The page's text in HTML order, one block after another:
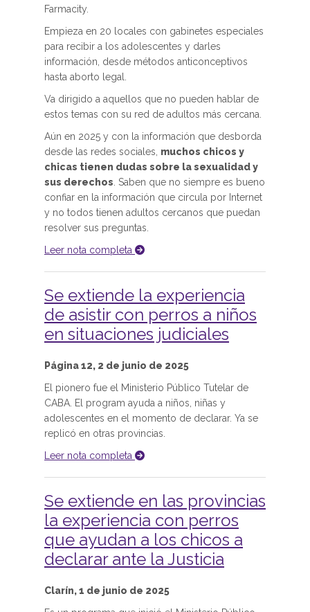
Farmacity.
Empieza en 20 locales con gabinetes especiales
para recibir a los adolescentes y darles
información, desde métodos anticonceptivos
hasta aborto legal.
Va dirigido a aquellos que no pueden hablar de
estos temas con su red de adultos más cercana.
Aún en 2025 y con la información que desborda
desde las redes sociales, muchos chicos y
chicas tienen dudas sobre la sexualidad y
sus derechos . Saben que no siempre es bueno
confiar en la información que circula por Internet
y no todos tienen adultos cercanos que puedan
resolver sus preguntas.
Leer nota completa
Se extiende la experiencia
de asistir con perros a niños
en situaciones judiciales
Página 12, 2 de junio de 2025
El pionero fue el Ministerio Público Tutelar de
CABA. El program ayuda a niños, niñas y
adolescentes en el momento de declarar. Ya se
replicó en otras provincias.
Leer nota completa
Se extiende en las provincias
la experiencia con perros
que ayudan a los chicos a
declarar ante la Justicia
Clarín, 1 de junio de 2025